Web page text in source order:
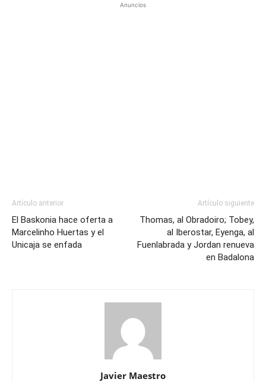
Anuncios
Artículo anterior
El Baskonia hace oferta a
Marcelinho Huertas y el
Unicaja se enfada
Artículo siguiente
Thomas, al Obradoiro; Tobey,
al Iberostar, Eyenga, al
Fuenlabrada y Jordan renueva
en Badalona
Javier Maestro